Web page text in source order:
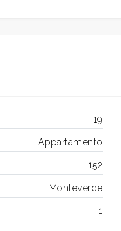
19
Appartamento
152
Monteverde
1